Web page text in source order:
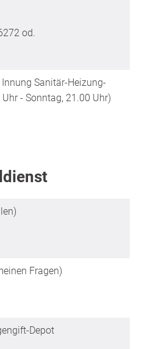
od.
Sanitär-Heizung-
- Sonntag, 21.00 Uhr)
Fragen)
Depot